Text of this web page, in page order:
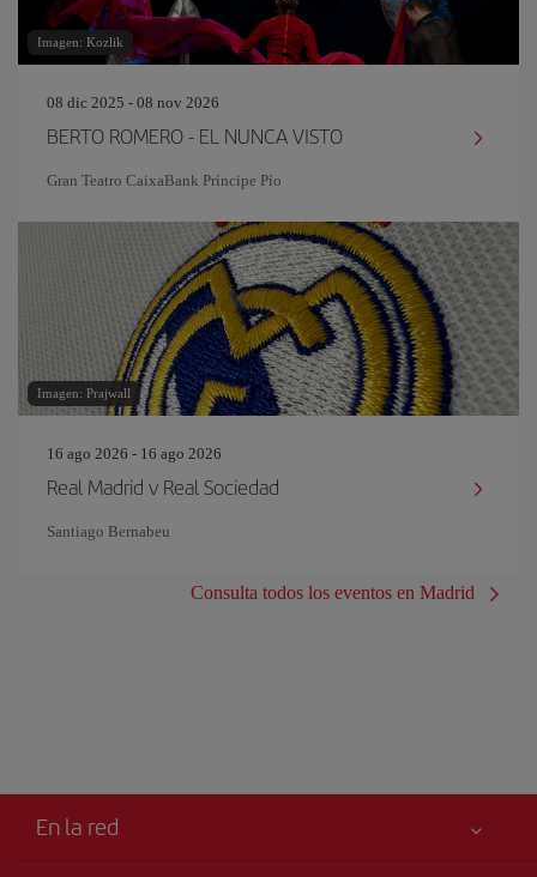
Imagen: Kozlik
08 dic 2025 - 08 nov 2026
BERTO ROMERO - EL NUNCA VISTO
Gran Teatro CaixaBank Príncipe Pío
Imagen: Prajwall
16 ago 2026 - 16 ago 2026
Real Madrid v Real Sociedad
Santiago Bernabeu
Consulta todos los eventos en Madrid
En la red